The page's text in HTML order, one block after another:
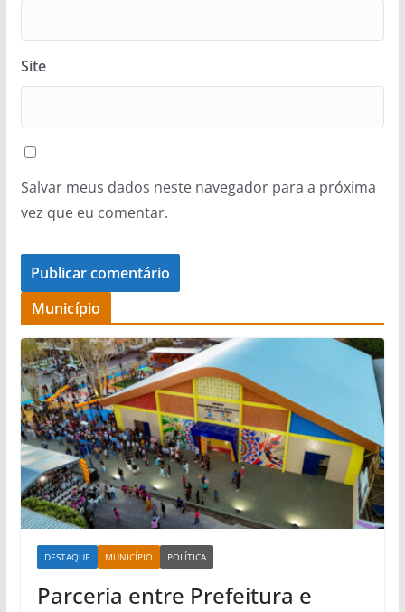
Site
Salvar meus dados neste navegador para a próxima
vez que eu comentar.
Município
DESTAQUE MUNICÍPIO POLÍTICA
Parceria entre Prefeitura e